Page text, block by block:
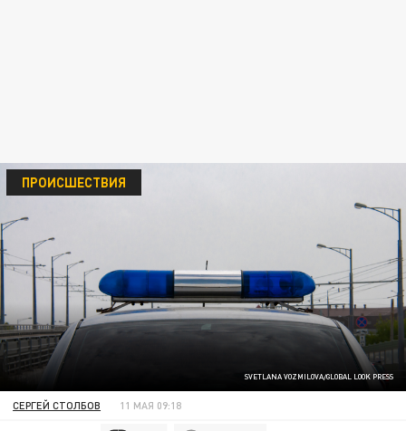
SVETLANA VOZMILOVA/GLOBAL LOOK PRESS
ПРОИСШЕСТВИЯ
СЕРГЕЙ СТОЛБОВ 11 МАЯ 09:18